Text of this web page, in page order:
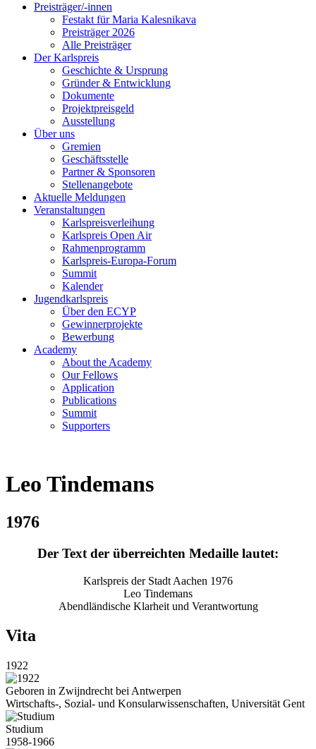
Preisträger/-innen
Festakt für Maria Kalesnikava
Preisträger 2026
Alle Preisträger
Der Karlspreis
Geschichte & Ursprung
Gründer & Entwicklung
Dokumente
Projektpreisgeld
Ausstellung
Über uns
Gremien
Geschäftsstelle
Partner & Sponsoren
Stellenangebote
Aktuelle Meldungen
Veranstaltungen
Karlspreisverleihung
Karlspreis Open Air
Rahmenprogramm
Karlspreis-Europa-Forum
Summit
Kalender
Jugendkarlspreis
Über den ECYP
Gewinnerprojekte
Bewerbung
Academy
About the Academy
Our Fellows
Application
Publications
Summit
Supporters
Leo Tindemans
1976
Der Text der überreichten Medaille lautet:
Karlspreis der Stadt Aachen 1976
Leo Tindemans
Abendländische Klarheit und Verantwortung
Vita
1922
Geboren in Zwijndrecht bei Antwerpen
Wirtschafts-, Sozial- und Konsularwissenschaften, Universität Gent
Studium
1958-1966